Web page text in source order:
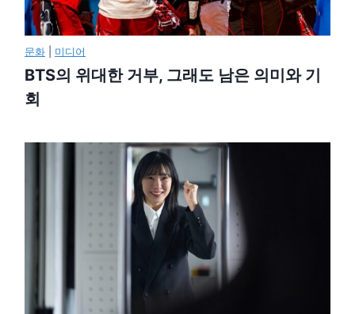
문화 미디어
BTS의 위대한 거부, 그래도 남은 의미와 기
회